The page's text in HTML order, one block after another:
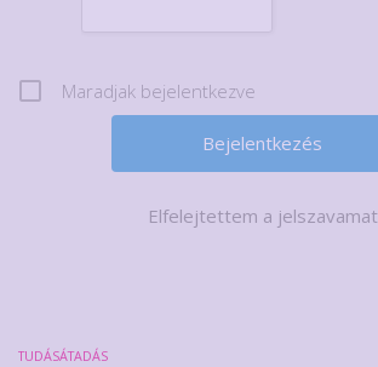
Maradjak bejelentkezve
Elfelejtettem a jelszavamat
TUDÁSÁTADÁS